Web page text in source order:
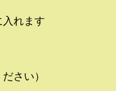
れます
さい）